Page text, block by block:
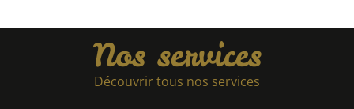
Nos services
Découvrir tous nos services